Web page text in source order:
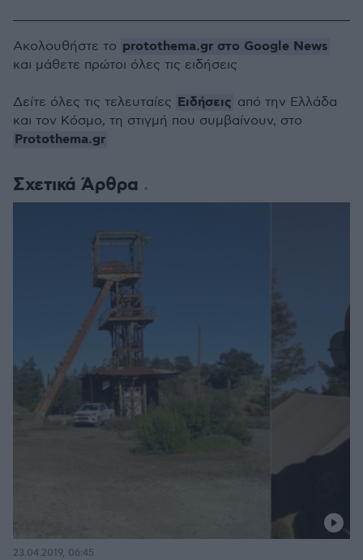
Σχετικά Άρθρα
23.04.2019, 06:45
Ακολουθήστε το protothema.gr στο Google News
και μάθετε πρώτοι όλες τις ειδήσεις
Δείτε όλες τις τελευταίες Ειδήσεις από την Ελλάδα
και τον Κόσμο, τη στιγμή που συμβαίνουν, στο
Protothema.gr